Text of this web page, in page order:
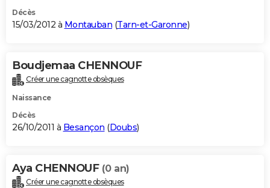
Décès
15/03/2012 à Montauban (Tarn-et-Garonne)
Boudjemaa CHENNOUF
Créer une cagnotte obsèques
Naissance
Décès
26/10/2011 à Besançon (Doubs)
Aya CHENNOUF (0 an)
Créer une cagnotte obsèques